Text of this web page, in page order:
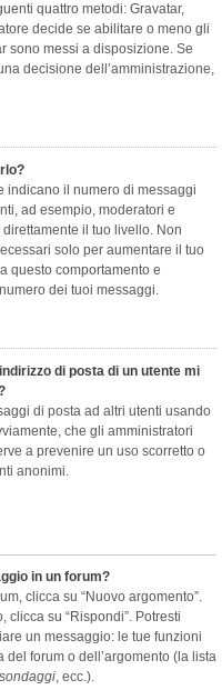
quattro metodi: Gravatar,
decide se abilitare o meno gli
sono messi a disposizione. Se
decisione dell’amministrazione,
indicano il numero di messaggi
ad esempio, moderatori e
il tuo livello. Non
solo per aumentare il tuo
questo comportamento e
dei tuoi messaggi.
di posta di un utente mi
di posta ad altri utenti usando
che gli amministratori
a prevenire un uso scorretto o
anonimi.
in un forum?
clicca su “Nuovo argomento”.
su “Rispondi”. Potresti
un messaggio: le tue funzioni
forum o dell’argomento (la lista
, ecc.).